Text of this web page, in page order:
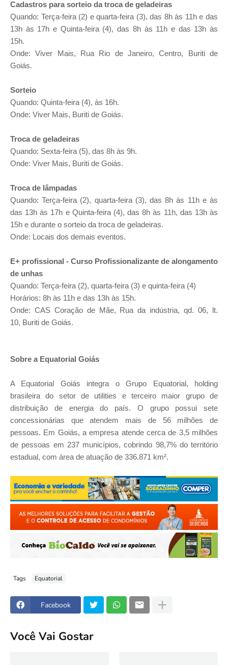
Cadastros para sorteio da troca de geladeiras
Quando: Terça-feira (2) e quarta-feira (3), das 8h às 11h e das
13h às 17h e Quinta-feira (4), das 8h às 11h e das 13h às
15h.
Onde: Viver Mais, Rua Rio de Janeiro, Centro, Buriti de
Goiás.
Sorteio
Quando: Quinta-feira (4), às 16h.
Onde: Viver Mais, Buriti de Goiás.
Troca de geladeiras
Quando: Sexta-feira (5), das 8h às 9h.
Onde: Viver Mais, Buriti de Goiás.
Troca de lâmpadas
Quando: Terça-feira (2), quarta-feira (3), das 8h às 11h e às
das 13h às 17h e Quinta-feira (4), das 8h às 11h, das 13h às
15h e durante o sorteio da troca de geladeiras.
Onde: Locais dos demais eventos.
E+ profissional - Curso Profissionalizante de alongamento
de unhas
Quando: Terça-feira (2), quarta-feira (3) e quinta-feira (4)
Horários: 8h às 11h e das 13h às 15h.
Onde: CAS Coração de Mãe, Rua da indústria, qd. 06, lt.
10, Buriti de Goiás.
Sobre a Equatorial Goiás
A Equatorial Goiás integra o Grupo Equatorial, holding
brasileira do setor de utilities e terceiro maior grupo de
distribuição de energia do país. O grupo possui sete
concessionárias que atendem mais de 56 milhões de
pessoas. Em Goiás, a empresa atende cerca de 3,5 milhões
de pessoas em 237 municípios, cobrindo 98,7% do território
estadual, com área de atuação de 336.871 km².
Tags Equatorial
Facebook
Você Vai Gostar